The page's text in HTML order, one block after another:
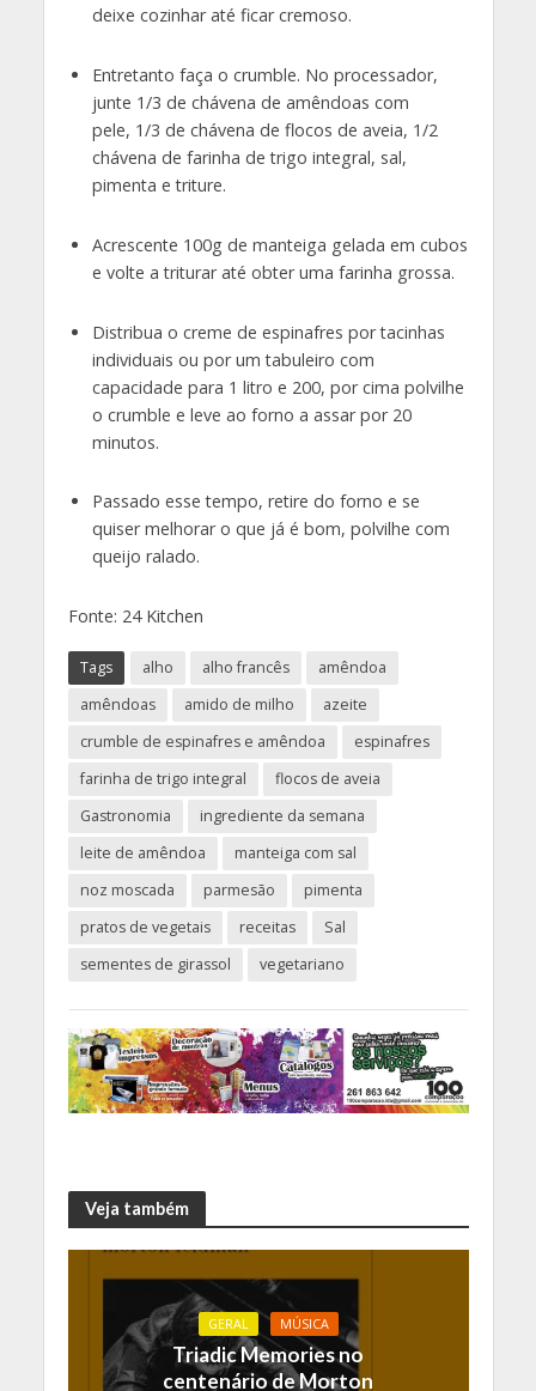
deixe cozinhar até ficar cremoso.
Entretanto faça o crumble. No processador,
junte 1/3 de chávena de amêndoas com
pele, 1/3 de chávena de flocos de aveia, 1/2
chávena de farinha de trigo integral, sal,
pimenta e triture.
Acrescente 100g de manteiga gelada em cubos
e volte a triturar até obter uma farinha grossa.
Distribua o creme de espinafres por tacinhas
individuais ou por um tabuleiro com
capacidade para 1 litro e 200, por cima polvilhe
o crumble e leve ao forno a assar por 20
minutos.
Passado esse tempo, retire do forno e se
quiser melhorar o que já é bom, polvilhe com
queijo ralado.
Fonte: 24 Kitchen
Tags alho alho francês
amêndoa
amêndoas
amido de milho
azeite
crumble de espinafres e amêndoa
espinafres
farinha de trigo integral
flocos de aveia
Gastronomia
ingrediente da semana
leite de amêndoa
manteiga com sal
noz moscada
parmesão
pimenta
pratos de vegetais
receitas
Sal
sementes de girassol
vegetariano
Veja também
GERAL MÚSICA
Triadic Memories no
centenário de Morton